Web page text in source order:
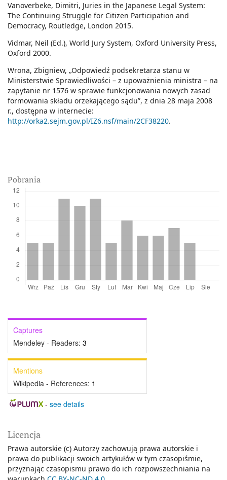
Pobrania
Captures
Mendeley - Readers: 3
Mentions
Wikipedia - References: 1
- see details
Vanoverbeke, Dimitri, Juries in the Japanese Legal System:
The Continuing Struggle for Citizen Participation and
Democracy, Routledge, London 2015.
Vidmar, Neil (Ed.), World Jury System, Oxford University Press,
Oxford 2000.
Wrona, Zbigniew, „Odpowiedź podsekretarza stanu w
Ministerstwie Sprawiedliwości – z upoważnienia ministra – na
zapytanie nr 1576 w sprawie funkcjonowania nowych zasad
formowania składu orzekającego sądu”, z dnia 28 maja 2008
r., dostępna w internecie:
http://orka2.sejm.gov.pl/IZ6.nsf/main/2CF38220.
Licencja
Prawa autorskie (c) Autorzy zachowują prawa autorskie i
prawa do publikacji swoich artykułów w tym czasopiśmie,
przyznając czasopismu prawo do ich rozpowszechniania na